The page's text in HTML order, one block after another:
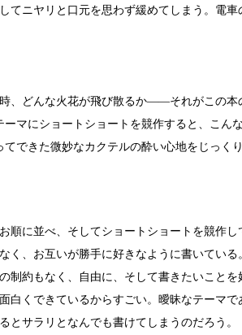
てニヤリと口元を思わず緩めてしまう。電
、どんな火花が飛び散るか――それがこの本
マにショートショートを競作すると、こん
できた微妙なカクテルの酔い心地をじっくり
順に並べ、そしてショートショートを競作
く、お互いが勝手に好きなように書いてい
制約もなく、自由に、そして書きたいこと
白くできているからすごい。曖昧なテーマ
とサラリとなんでも書けてしまうのだろう。